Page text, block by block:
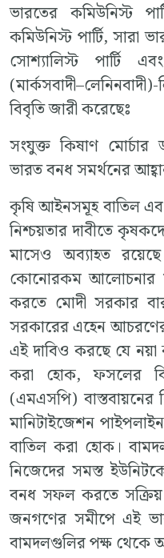
ভারতের কমিউনিস্ট
কমিউনিস্ট পার্টি, সারা
সোশ্যালিস্ট পার্টি
বিবৃতি জারী করেছেঃ
সংযুক্ত কিষাণ মোর্চার
ভারত বনধ সমর্থনের
কৃষি আইনসমূহ বাতিল
নিশ্চয়তার দাবীতে
মাসেও অব্যাহত
কোনোরকম আলোচনার
করতে মোদী সরকার
সরকারের এহেন
এই দাবিও করছে যে
করা হোক, ফসলের
(এমএসপি) বাস্তবায়নের
মানিটাইজেশন
বাতিল করা হোক।
নিজেদের সমস্ত
বনধ সফল করতে সক্রিয়
জনগণের সমীপে এই
বামদলগুলির পক্ষ থেকে